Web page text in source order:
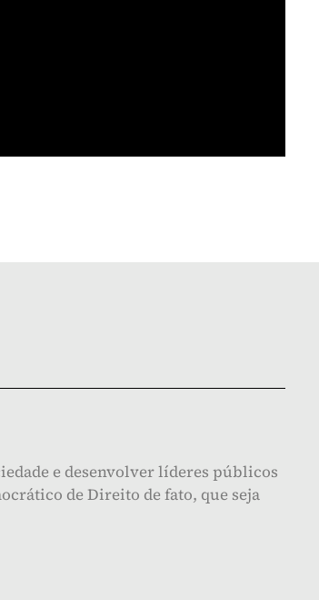
e desenvolver líderes públicos
de Direito de fato, que seja